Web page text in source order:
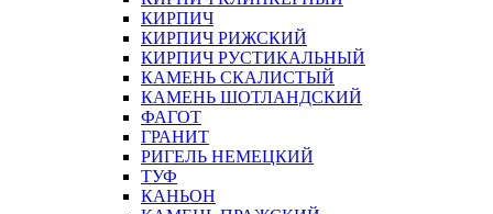
КИРПИЧ
КИРПИЧ РИЖСКИЙ
КИРПИЧ РУСТИКАЛЬНЫЙ
КАМЕНЬ СКАЛИСТЫЙ
КАМЕНЬ ШОТЛАНДСКИЙ
ФАГОТ
ГРАНИТ
РИГЕЛЬ НЕМЕЦКИЙ
ТУФ
КАНЬОН